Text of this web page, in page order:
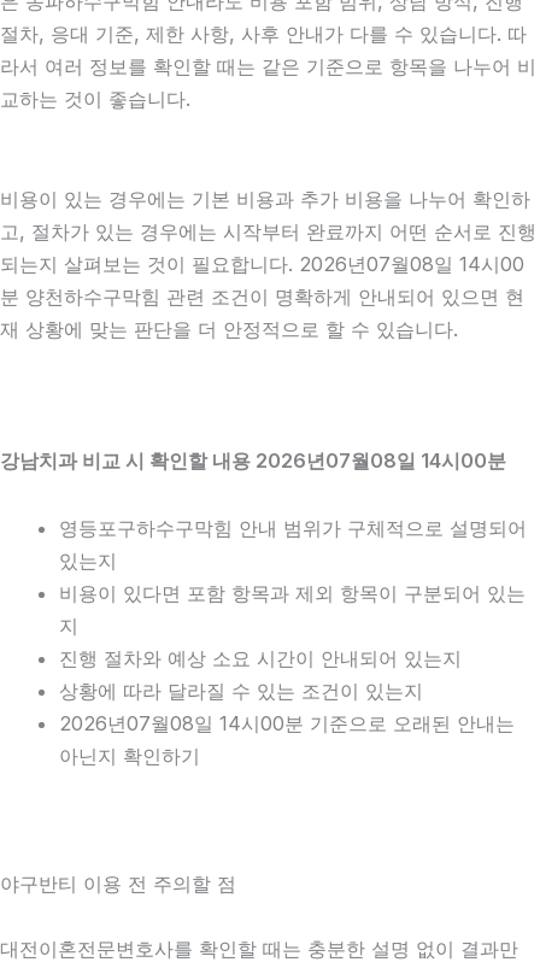
절차, 응대 기준, 제한 사항, 사후 안내가 다를 수 있습니다. 따
라서 여러 정보를 확인할 때는 같은 기준으로 항목을 나누어 비
교하는 것이 좋습니다.
비용이 있는 경우에는 기본 비용과 추가 비용을 나누어 확인하
고, 절차가 있는 경우에는 시작부터 완료까지 어떤 순서로 진행
되는지 살펴보는 것이 필요합니다. 2026년07월08일 14시00
분 양천하수구막힘 관련 조건이 명확하게 안내되어 있으면 현
재 상황에 맞는 판단을 더 안정적으로 할 수 있습니다.
강남치과 비교 시 확인할 내용 2026년07월08일 14시00분
영등포구하수구막힘 안내 범위가 구체적으로 설명되어
있는지
비용이 있다면 포함 항목과 제외 항목이 구분되어 있는
지
진행 절차와 예상 소요 시간이 안내되어 있는지
상황에 따라 달라질 수 있는 조건이 있는지
2026년07월08일 14시00분 기준으로 오래된 안내는
아닌지 확인하기
야구반티 이용 전 주의할 점
대전이혼전문변호사를 확인할 때는 충분한 설명 없이 결과만